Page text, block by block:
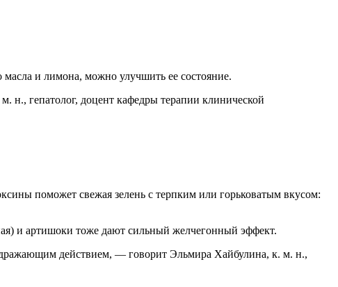
масла и лимона, можно улучшить ее состояние.
н., гепатолог, доцент кафедры терапии клинической
поможет свежая зелень с терпким или горьковатым вкусом:
и артишоки тоже дают сильный желчегонный эффект.
действием, — говорит Эльмира Хайбулина, к. м. н.,